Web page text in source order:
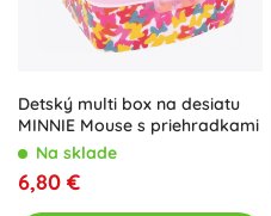
Detský multi box na desiatu
MINNIE Mouse s priehradkami
Na sklade
6,80 €